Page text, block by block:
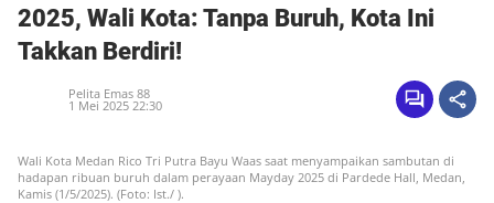
2025, Wali Kota: Tanpa Buruh, Kota Ini
Takkan Berdiri!
Pelita Emas 88
1 Mei 2025 22:30
Wali Kota Medan Rico Tri Putra Bayu Waas saat menyampaikan sambutan di
hadapan ribuan buruh dalam perayaan Mayday 2025 di Pardede Hall, Medan,
Kamis (1/5/2025). (Foto: Ist./ ).